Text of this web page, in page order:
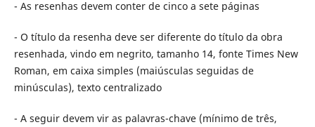
- As resenhas devem conter de cinco a sete páginas
- O título da resenha deve ser diferente do título da obra
resenhada, vindo em negrito, tamanho 14, fonte Times New
Roman, em caixa simples (maiúsculas seguidas de
minúsculas), texto centralizado
- A seguir devem vir as palavras-chave (mínimo de três,